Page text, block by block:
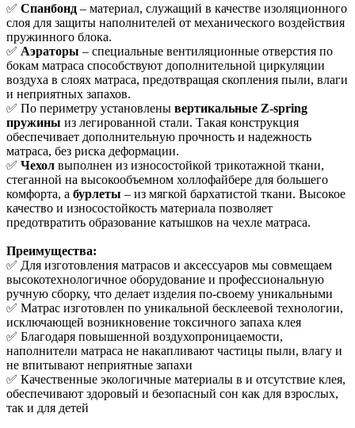
✅ Спанбонд – материал, служащий в качестве изоляционного
слоя для защиты наполнителей от механического воздействия
пружинного блока.
✅ Аэраторы – специальные вентиляционные отверстия по
бокам матраса способствуют дополнительной циркуляции
воздуха в слоях матраса, предотвращая скопления пыли, влаги
и неприятных запахов.
✅ По периметру установлены вертикальные Z-spring
пружины из легированной стали. Такая конструкция
обеспечивает дополнительную прочность и надежность
матраса, без риска деформации.
✅ Чехол выполнен из износостойкой трикотажной ткани,
стеганной на высокообъемном холлофайбере для большего
комфорта, а бурлеты – из мягкой бархатистой ткани. Высокое
качество и износостойкость материала позволяет
предотвратить образование катышков на чехле матраса.
Преимущества:
✅ Для изготовления матрасов и аксессуаров мы совмещаем
высокотехнологичное оборудование и профессиональную
ручную сборку, что делает изделия по-своему уникальными
✅ Матрас изготовлен по уникальной бесклеевой технологии,
исключающей возникновение токсичного запаха клея
✅ Благодаря повышенной воздухопроницаемости,
наполнители матраса не накапливают частицы пыли, влагу и
не впитывают неприятные запахи
✅ Качественные экологичные материалы в и отсутствие клея,
обеспечивают здоровый и безопасный сон как для взрослых,
так и для детей